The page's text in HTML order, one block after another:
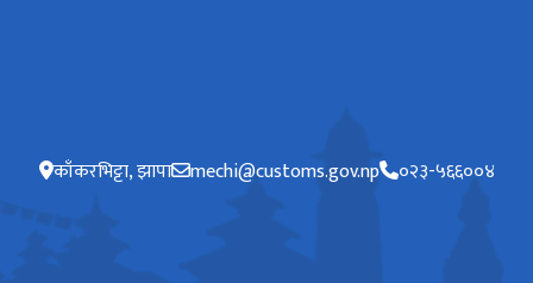
काँकरभिट्टा, झापा mechi@customs.gov.np ०२३-५६६००४